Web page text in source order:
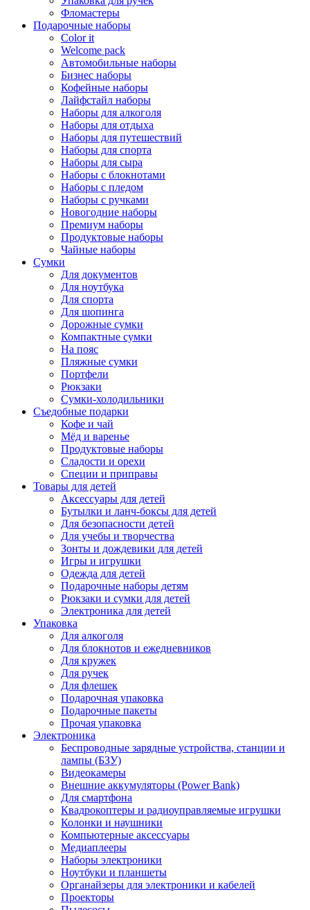
Фломастеры
Подарочные наборы
Color it
Welcome pack
Автомобильные наборы
Бизнес наборы
Кофейные наборы
Лайфстайл наборы
Наборы для алкоголя
Наборы для отдыха
Наборы для путешествий
Наборы для спорта
Наборы для сыра
Наборы с блокнотами
Наборы с пледом
Наборы с ручками
Новогодние наборы
Премиум наборы
Продуктовые наборы
Чайные наборы
Сумки
Для документов
Для ноутбука
Для спорта
Для шопинга
Дорожные сумки
Компактные сумки
На пояс
Пляжные сумки
Портфели
Рюкзаки
Сумки-холодильники
Съедобные подарки
Кофе и чай
Мёд и варенье
Продуктовые наборы
Сладости и орехи
Специи и приправы
Товары для детей
Аксессуары для детей
Бутылки и ланч-боксы для детей
Для безопасности детей
Для учебы и творчества
Зонты и дождевики для детей
Игры и игрушки
Одежда для детей
Подарочные наборы детям
Рюкзаки и сумки для детей
Электроника для детей
Упаковка
Для алкоголя
Для блокнотов и ежедневников
Для кружек
Для ручек
Для флешек
Подарочная упаковка
Подарочные пакеты
Прочая упаковка
Электроника
Беспроводные зарядные устройства, станции и
лампы (БЗУ)
Видеокамеры
Внешние аккумуляторы (Power Bank)
Для смартфона
Квадрокоптеры и радиоуправляемые игрушки
Колонки и наушники
Компьютерные аксессуары
Медиаплееры
Наборы электроники
Ноутбуки и планшеты
Органайзеры для электроники и кабелей
Проекторы